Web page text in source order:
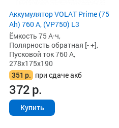
Аккумулятор VOLAT Prime (75
Ah) 760 А, (VP750) L3
Ёмкость 75 А·ч,
Полярность обратная [- +],
Пусковой ток 760 А,
278x175x190
351 р. при сдаче акб
372р.
Купить